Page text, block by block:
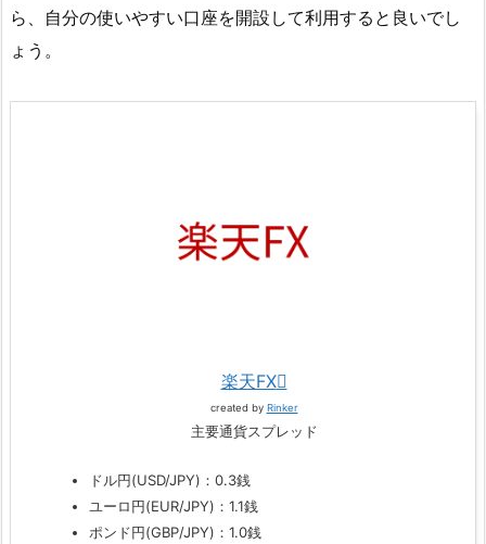
ら、自分の使いやすい口座を開設して利用すると良いでし
ょう。
楽天FX
created by Rinker
主要通貨スプレッド
ドル円(USD/JPY)：0.3銭
ユーロ円(EUR/JPY)：1.1銭
ポンド円(GBP/JPY)：1.0銭